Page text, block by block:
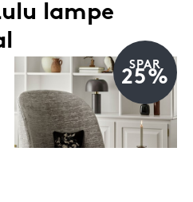
lampe
SPAR
25%